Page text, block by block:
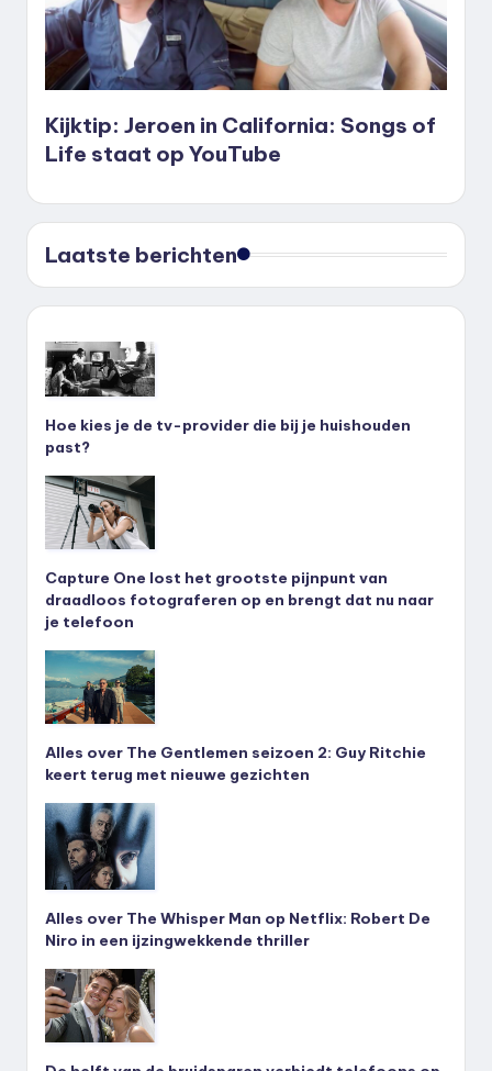
Kijktip: Jeroen in California: Songs of
Life staat op YouTube
Laatste berichten
Hoe kies je de tv-provider die bij je huishouden
past?
Capture One lost het grootste pijnpunt van
draadloos fotograferen op en brengt dat nu naar
je telefoon
Alles over The Gentlemen seizoen 2: Guy Ritchie
keert terug met nieuwe gezichten
Alles over The Whisper Man op Netflix: Robert De
Niro in een ijzingwekkende thriller